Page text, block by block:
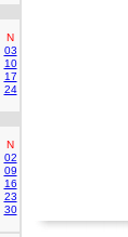
N
03
10
17
24
N
02
09
16
23
30